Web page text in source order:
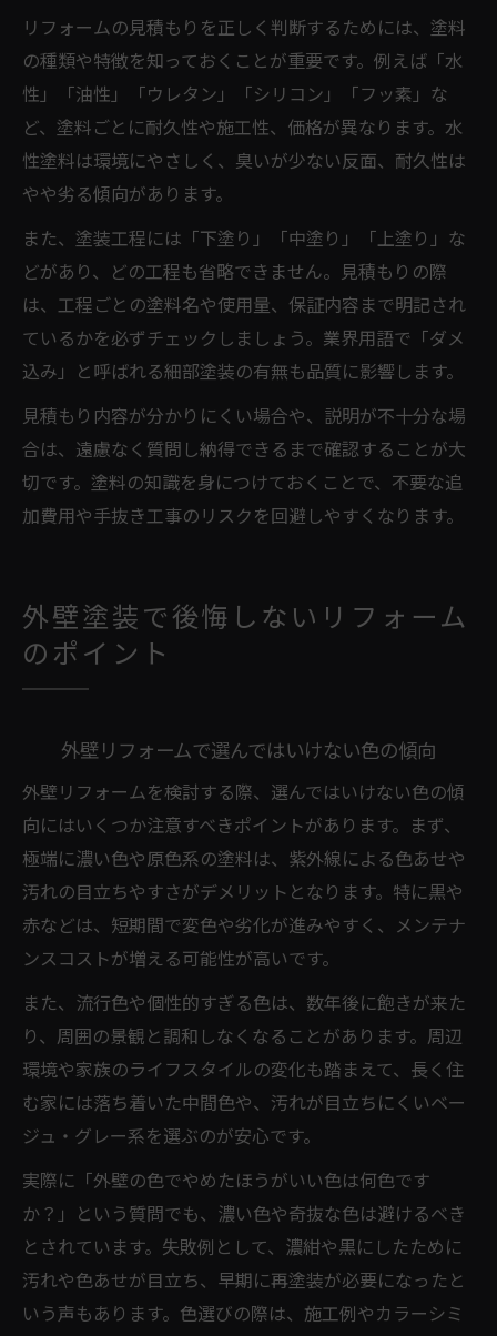
リフォームの見積もりを正しく判断するためには、塗料
の種類や特徴を知っておくことが重要です。例えば「水
性」「油性」「ウレタン」「シリコン」「フッ素」な
ど、塗料ごとに耐久性や施工性、価格が異なります。水
性塗料は環境にやさしく、臭いが少ない反面、耐久性は
やや劣る傾向があります。
また、塗装工程には「下塗り」「中塗り」「上塗り」な
どがあり、どの工程も省略できません。見積もりの際
は、工程ごとの塗料名や使用量、保証内容まで明記され
ているかを必ずチェックしましょう。業界用語で「ダメ
込み」と呼ばれる細部塗装の有無も品質に影響します。
見積もり内容が分かりにくい場合や、説明が不十分な場
合は、遠慮なく質問し納得できるまで確認することが大
切です。塗料の知識を身につけておくことで、不要な追
加費用や手抜き工事のリスクを回避しやすくなります。
外壁塗装で後悔しないリフォーム
のポイント
外壁リフォームで選んではいけない色の傾向
外壁リフォームを検討する際、選んではいけない色の傾
向にはいくつか注意すべきポイントがあります。まず、
極端に濃い色や原色系の塗料は、紫外線による色あせや
汚れの目立ちやすさがデメリットとなります。特に黒や
赤などは、短期間で変色や劣化が進みやすく、メンテナ
ンスコストが増える可能性が高いです。
また、流行色や個性的すぎる色は、数年後に飽きが来た
り、周囲の景観と調和しなくなることがあります。周辺
環境や家族のライフスタイルの変化も踏まえて、長く住
む家には落ち着いた中間色や、汚れが目立ちにくいベー
ジュ・グレー系を選ぶのが安心です。
実際に「外壁の色でやめたほうがいい色は何色です
か？」という質問でも、濃い色や奇抜な色は避けるべき
とされています。失敗例として、濃紺や黒にしたために
汚れや色あせが目立ち、早期に再塗装が必要になったと
いう声もあります。色選びの際は、施工例やカラーシミ